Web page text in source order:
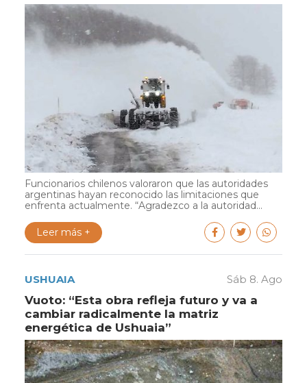
Funcionarios chilenos valoraron que las autoridades
argentinas hayan reconocido las limitaciones que
enfrenta actualmente. “Agradezco a la autoridad...
Leer más +
USHUAIA Sáb 8. Ago
Vuoto: “Esta obra refleja futuro y va a
cambiar radicalmente la matriz
energética de Ushuaia”